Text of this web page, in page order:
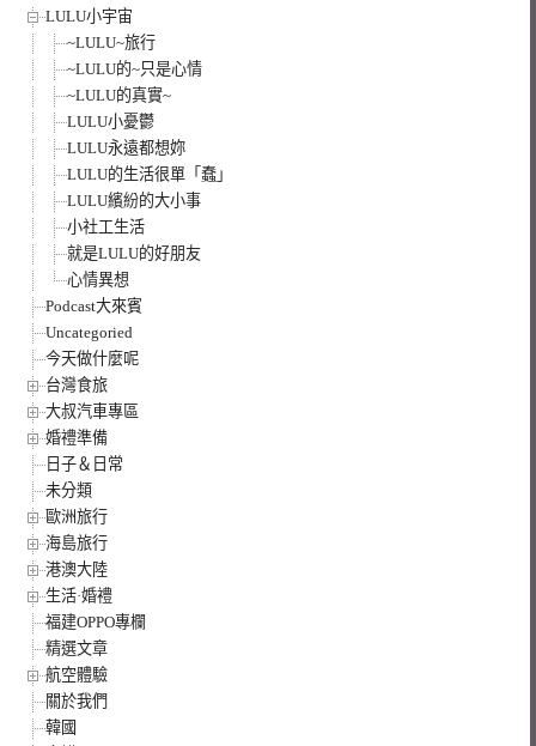
LULU小宇宙
~LULU~旅行
~LULU的~只是心情
~LULU的真實~
LULU小憂鬱
LULU永遠都想妳
LULU的生活很單「蠢」
LULU繽紛的大小事
小社工生活
就是LULU的好朋友
心情異想
Podcast大來賓
Uncategoried
今天做什麼呢
台灣食旅
大叔汽車專區
婚禮準備
日子＆日常
未分類
歐洲旅行
海島旅行
港澳大陸
生活·婚禮
福建OPPO專欄
精選文章
航空體驗
關於我們
韓國